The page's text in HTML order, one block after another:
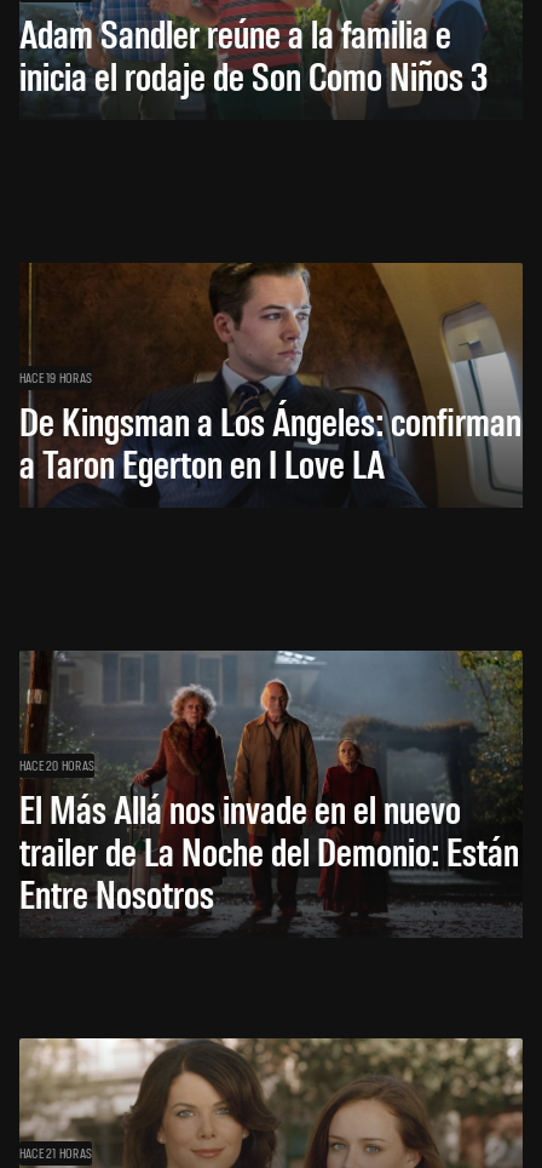
Adam Sandler reúne a la familia e
inicia el rodaje de Son Como Niños 3
HACE 19 HORAS
De Kingsman a Los Ángeles: confirman
a Taron Egerton en I Love LA
HACE 20 HORAS
El Más Allá nos invade en el nuevo
trailer de La Noche del Demonio: Están
Entre Nosotros
HACE 21 HORAS